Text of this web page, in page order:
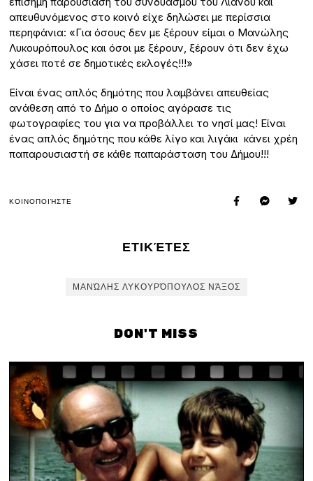
απευθυνόμενος στο κοινό είχε δηλώσει με περίσσια
περηφάνια: «Για όσους δεν με ξέρουν είμαι ο Μανώλης
Λυκουρόπουλος και όσοι με ξέρουν, ξέρουν ότι δεν έχω
χάσει ποτέ σε δημοτικές εκλογές!!!»
Είναι ένας απλός δημότης που λαμβάνει απευθείας
ανάθεση από το Δήμο ο οποίος αγόρασε τις
φωτογραφίες του για να προβάλλει το νησί μας! Είναι
ένας απλός δημότης που κάθε λίγο και λιγάκι κάνει χρέη
παπαρουσιαστή σε κάθε παπαράσταση του Δήμου!!!
ΚΟΙΝΟΠΟΙΉΣΤΕ
ΕΤΙΚΈΤΕΣ
ΜΑΝΏΛΗΣ ΛΥΚΟΥΡΌΠΟΥΛΟΣ ΝΆΞΟΣ
DON'T MISS